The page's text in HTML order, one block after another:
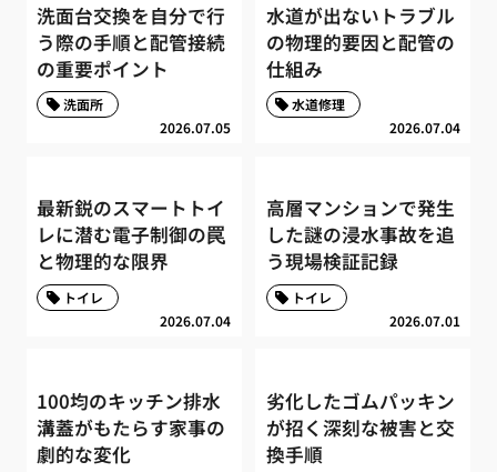
洗面台交換を自分で行
う際の手順と配管接続
の重要ポイント
2026.07.05
洗面所
水道が出ないトラブル
の物理的要因と配管の
仕組み
2026.07.04
水道修理
最新鋭のスマートトイ
レに潜む電子制御の罠
と物理的な限界
2026.07.04
トイレ
高層マンションで発生
した謎の浸水事故を追
う現場検証記録
2026.07.01
トイレ
100均のキッチン排水
溝蓋がもたらす家事の
劇的な変化
劣化したゴムパッキン
が招く深刻な被害と交
換手順